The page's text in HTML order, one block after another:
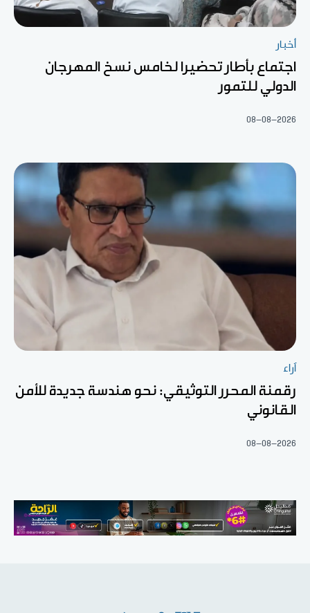
أخبار
اجتماع بأطار تحضيرا لخامس نسخ المهرجان
الدولي للتمور
08-08-2026
آراء
رقمنة المحرر التوثيقي: نحو هندسة جديدة للأمن
القانوني
08-08-2026